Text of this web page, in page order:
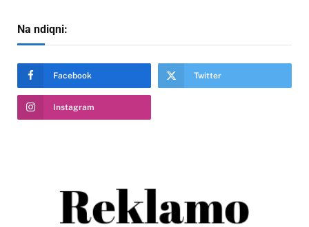
Na ndiqni:
Facebook Twitter
Instagram